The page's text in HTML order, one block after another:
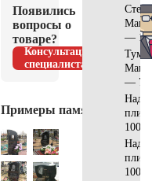
Появились
вопросы о
товаре?
Консультация
специалиста
Примеры памятников
Стела
—
—